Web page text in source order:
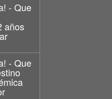
- Que
años
- Que